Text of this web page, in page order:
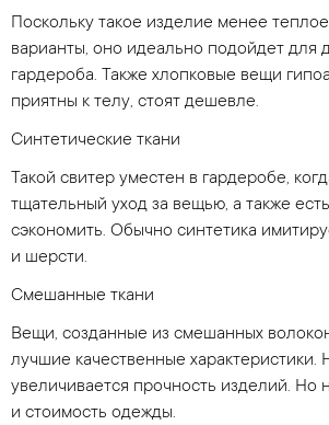
Поскольку такое изделие менее
варианты, оно идеально подойдет для
гардероба. Также хлопковые вещи
приятны к телу, стоят дешевле.
Синтетические ткани
Такой свитер уместен в гардеробе,
тщательный уход за вещью, а также
сэкономить. Обычно синтетика
и шерсти.
Смешанные ткани
Вещи, созданные из смешанных
лучшие качественные характеристики.
увеличивается прочность изделий. Но
и стоимость одежды.